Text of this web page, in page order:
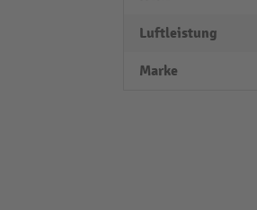
Luftleistung
Marke